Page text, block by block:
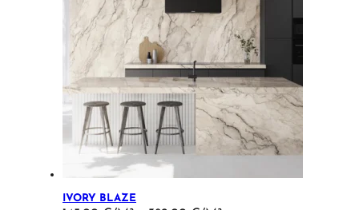
IVORY BLAZE